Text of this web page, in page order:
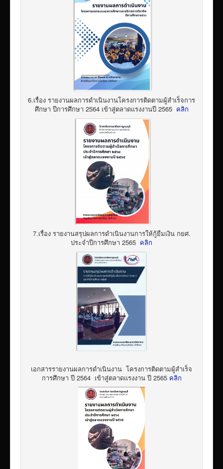
6.เรื่อง รายงานผลการดำเนินงานโครงการติดตามผู้สำเร็จการ
ศึกษา ปีการศึกษา 2564 เข้าสู่ตลาดแรงงานปี 2565 คลิก
7.เรื่อง รายงานสรุปผลการดำเนินงานการให้กู้ยืมเงิน กยศ.
ประจำปีการศึกษา 2565 คลิก
เอกสารรายงานผลการดำเนินงาน โครงการติดตามผู้สำเร็จ
การศึกษา ปี 2564 เข้าสู่ตลาดแรงงาน ปี 2565 คลิก